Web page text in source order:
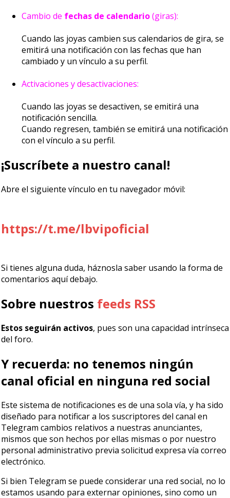
Cambio de fechas de calendario(giras):
Cuando las joyas cambien sus calendarios de gira, se
emitirá una notificación con las fechas que han
cambiado y un vínculo a su perfil.
Activaciones y desactivaciones:
Cuando las joyas se desactiven, se emitirá una
notificación sencilla.
Cuando regresen, también se emitirá una notificación
con el vínculo a su perfil.
¡Suscríbete a nuestro canal!
Abre el siguiente vínculo en tu navegador móvil:
https://t.me/lbvipoficial
Si tienes alguna duda, háznosla saber usando la forma de
comentarios aquí debajo.
Sobre nuestros feeds RSS
Estos seguirán activos, pues son una capacidad intrínseca
del foro.
Y recuerda: no tenemos ningún
canal oficial en ninguna red social
Este sistema de notificaciones es de una sola vía, y ha sido
diseñado para notificar a los suscriptores del canal en
Telegram cambios relativos a nuestras anunciantes,
mismos que son hechos por ellas mismas o por nuestro
personal administrativo previa solicitud expresa vía correo
electrónico.
Si bien Telegram se puede considerar una red social, no lo
estamos usando para externar opiniones, sino como un